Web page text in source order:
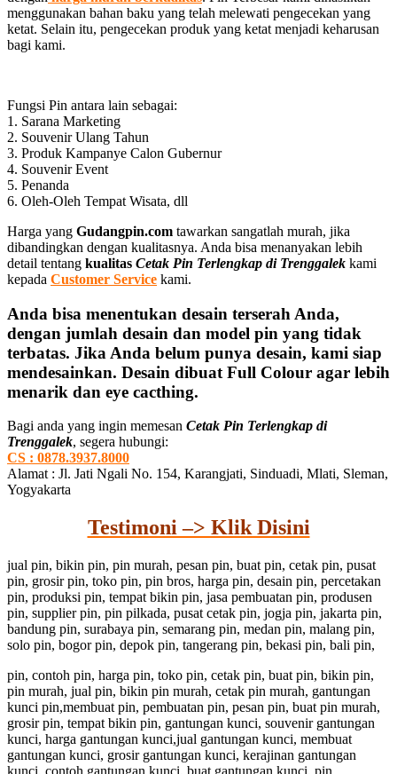
menggunakan bahan baku yang telah melewati pengecekan yang
ketat. Selain itu, pengecekan produk yang ketat menjadi keharusan
bagi kami.
Fungsi Pin antara lain sebagai:
1. Sarana Marketing
2. Souvenir Ulang Tahun
3. Produk Kampanye Calon Gubernur
4. Souvenir Event
5. Penanda
6. Oleh-Oleh Tempat Wisata, dll
Harga yang Gudangpin.com tawarkan sangatlah murah, jika
dibandingkan dengan kualitasnya. Anda bisa menanyakan lebih
detail tentang kualitas Cetak Pin Terlengkap di Trenggalek kami
kepada Customer Service kami.
Anda bisa menentukan desain terserah Anda,
dengan jumlah desain dan model pin yang tidak
terbatas. Jika Anda belum punya desain, kami siap
mendesainkan. Desain dibuat Full Colour agar lebih
menarik dan eye cacthing.
Bagi anda yang ingin memesan Cetak Pin Terlengkap di
Trenggalek, segera hubungi:
CS : 0878.3937.8000
Alamat : Jl. Jati Ngali No. 154, Karangjati, Sinduadi, Mlati, Sleman,
Yogyakarta
Testimoni –> Klik Disini
jual pin, bikin pin, pin murah, pesan pin, buat pin, cetak pin, pusat
pin, grosir pin, toko pin, pin bros, harga pin, desain pin, percetakan
pin, produksi pin, tempat bikin pin, jasa pembuatan pin, produsen
pin, supplier pin, pin pilkada, pusat cetak pin, jogja pin, jakarta pin,
bandung pin, surabaya pin, semarang pin, medan pin, malang pin,
solo pin, bogor pin, depok pin, tangerang pin, bekasi pin, bali pin,
pin, contoh pin, harga pin, toko pin, cetak pin, buat pin, bikin pin,
pin murah, jual pin, bikin pin murah, cetak pin murah, gantungan
kunci pin,membuat pin, pembuatan pin, pesan pin, buat pin murah,
grosir pin, tempat bikin pin, gantungan kunci, souvenir gantungan
kunci, harga gantungan kunci,jual gantungan kunci, membuat
gantungan kunci, grosir gantungan kunci, kerajinan gantungan